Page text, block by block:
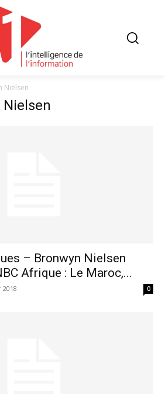
Nielsen
– Bronwyn Nielsen
Afrique : Le Maroc,...
0